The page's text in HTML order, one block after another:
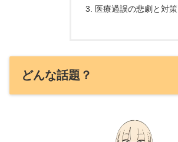
医療過誤の悲劇と対策
どんな話題？